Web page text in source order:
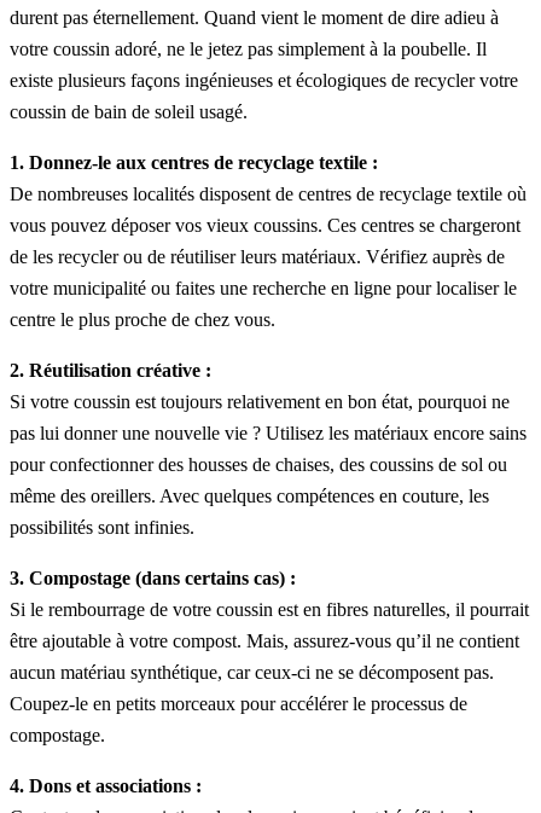
durent pas éternellement. Quand vient le moment de dire adieu à
votre coussin adoré, ne le jetez pas simplement à la poubelle. Il
existe plusieurs façons ingénieuses et écologiques de recycler votre
coussin de bain de soleil usagé.
1. Donnez-le aux centres de recyclage textile :
De nombreuses localités disposent de centres de recyclage textile où
vous pouvez déposer vos vieux coussins. Ces centres se chargeront
de les recycler ou de réutiliser leurs matériaux. Vérifiez auprès de
votre municipalité ou faites une recherche en ligne pour localiser le
centre le plus proche de chez vous.
2. Réutilisation créative :
Si votre coussin est toujours relativement en bon état, pourquoi ne
pas lui donner une nouvelle vie ? Utilisez les matériaux encore sains
pour confectionner des housses de chaises, des coussins de sol ou
même des oreillers. Avec quelques compétences en couture, les
possibilités sont infinies.
3. Compostage (dans certains cas) :
Si le rembourrage de votre coussin est en fibres naturelles, il pourrait
être ajoutable à votre compost. Mais, assurez-vous qu’il ne contient
aucun matériau synthétique, car ceux-ci ne se décomposent pas.
Coupez-le en petits morceaux pour accélérer le processus de
compostage.
4. Dons et associations :